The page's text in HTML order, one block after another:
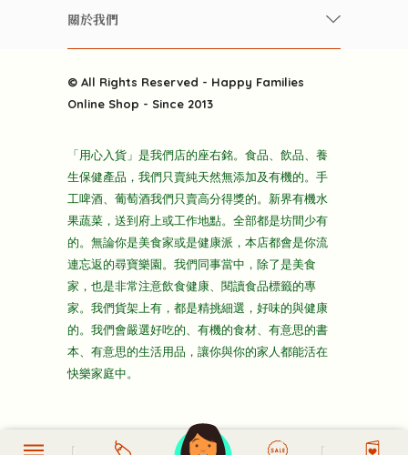
酒類
雜貨部
折上折大特價
主頁
雲南搜食記
粒粒皆辛苦
快樂電視台
常見問題
關於我們
送貨
隱私政策
© All Rights Reserved - Happy Families
Online Shop - Since 2013
「用心入貨」是我們店的座右銘。食品、飲品、養
生保健產品，我們只賣純天然無添加及有機的。手
工啤酒、葡萄酒我們只賣高分得獎的。新界有機水
果蔬菜，送到府上或工作地點。全部都是坊間少有
的。無論你是美食家或是健康派，本店都會是你流
連忘返的尋寶樂園。我們同事當中，除了是美食
家，也是非常注意飲食健康、閱讀食品標籤的專
家。我們貨架上有，都是精挑細選，好味的與健康
的。我們會嚴選好吃的、有機的食材、有意思的書
本、有意思的生活用品，讓你與你的家人都能活在
快樂家庭中。